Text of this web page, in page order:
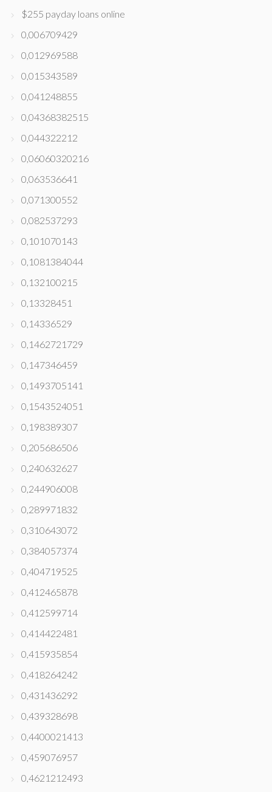
$255 payday loans online
0,006709429
0,012969588
0,015343589
0,041248855
0,04368382515
0,044322212
0,06060320216
0,063536641
0,071300552
0,082537293
0,101070143
0,1081384044
0,132100215
0,13328451
0,14336529
0,1462721729
0,147346459
0,1493705141
0,1543524051
0,198389307
0,205686506
0,240632627
0,244906008
0,289971832
0,310643072
0,384057374
0,404719525
0,412465878
0,412599714
0,414422481
0,415935854
0,418264242
0,431436292
0,439328698
0,4400021413
0,459076957
0,4621212493